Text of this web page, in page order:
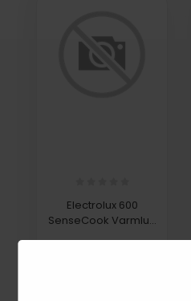
Electrolux 600
SenseCook Varmluft